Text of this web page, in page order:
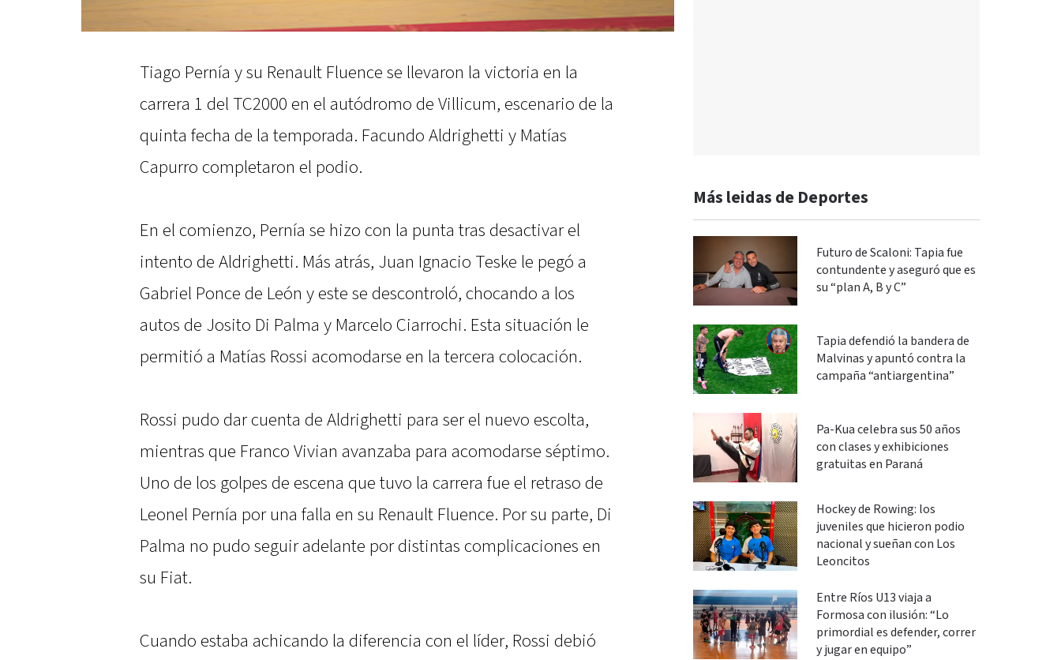
Tiago Pernía y su Renault Fluence se llevaron la victoria en la
carrera 1 del TC2000 en el autódromo de Villicum, escenario de la
quinta fecha de la temporada. Facundo Aldrighetti y Matías
Capurro completaron el podio.
En el comienzo, Pernía se hizo con la punta tras desactivar el
intento de Aldrighetti. Más atrás, Juan Ignacio Teske le pegó a
Gabriel Ponce de León y este se descontroló, chocando a los
autos de Josito Di Palma y Marcelo Ciarrochi. Esta situación le
permitió a Matías Rossi acomodarse en la tercera colocación.
Rossi pudo dar cuenta de Aldrighetti para ser el nuevo escolta,
mientras que Franco Vivian avanzaba para acomodarse séptimo.
Uno de los golpes de escena que tuvo la carrera fue el retraso de
Leonel Pernía por una falla en su Renault Fluence. Por su parte, Di
Palma no pudo seguir adelante por distintas complicaciones en
su Fiat.
Cuando estaba achicando la diferencia con el líder, Rossi debió
Más leidas de Deportes
Futuro de Scaloni: Tapia fue
contundente y aseguró que es
su “plan A, B y C”
Tapia defendió la bandera de
Malvinas y apuntó contra la
campaña “antiargentina”
Pa-Kua celebra sus 50 años
con clases y exhibiciones
gratuitas en Paraná
Hockey de Rowing: los
juveniles que hicieron podio
nacional y sueñan con Los
Leoncitos
Entre Ríos U13 viaja a
Formosa con ilusión: “Lo
primordial es defender, correr
y jugar en equipo”